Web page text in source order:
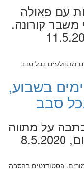
עם פאולה
משבר קורונה.
בשבוע,
סבב
על מתווה